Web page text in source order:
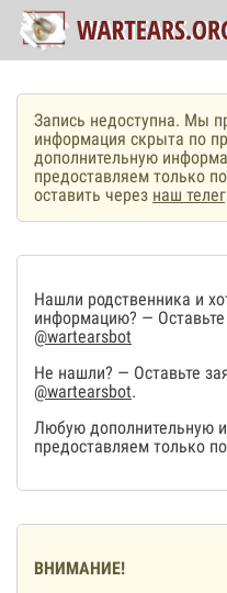
Запись недоступна. Мы
информация скрыта по
дополнительную
предоставляем только
оставить через наш
Нашли родственника и
информацию? —
@wartearsbot
Не нашли? — Оставьте
@wartearsbot.
Любую дополнительную
предоставляем только
ВНИМАНИЕ!